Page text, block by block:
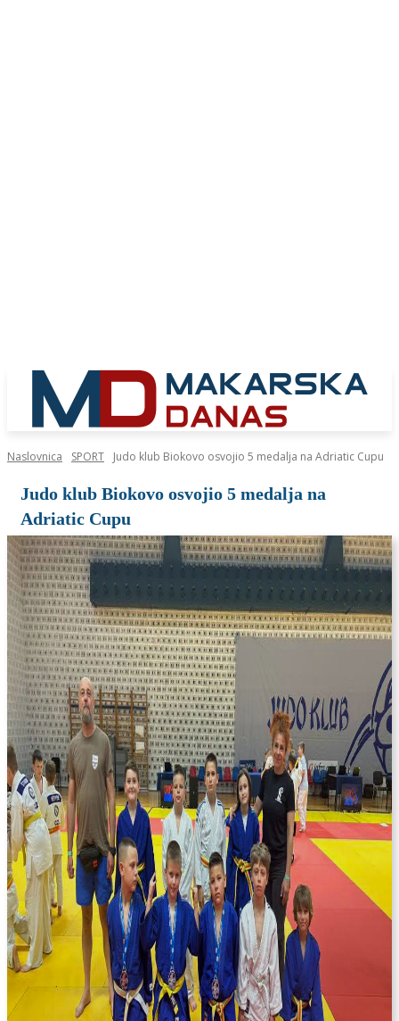
Naslovnica SPORT Judo klub Biokovo osvojio 5 medalja na Adriatic Cupu
Judo klub Biokovo osvojio 5 medalja na
Adriatic Cupu